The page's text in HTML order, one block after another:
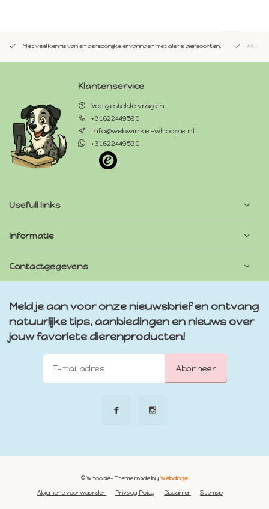
Met veel kennis van en persoonlijke ervaringen met allerlei diersoorten. Altijd
Klantenservice
Veelgestelde vragen
+31622449590
info@webwinkel-whoopie.nl
+31622449590
Usefull links
Informatie
Contactgegevens
Meld je aan voor onze nieuwsbrief en ontvang
natuurlijke tips, aanbiedingen en nieuws over
jouw favoriete dierenproducten!
Abonneer
Algemene voorwaarden Privacy Policy Disclaimer Sitemap
© Whoopie- Theme made by Webdinge